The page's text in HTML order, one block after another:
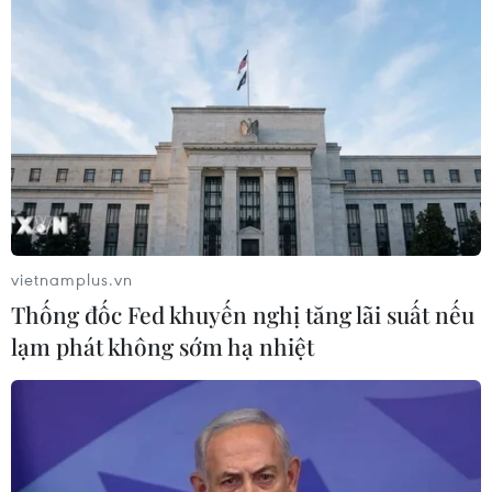
Nhiều chuyến bay tại Đức chuyển
hướng do vật thể bay gần đường
băng
05/08/2026 10:54
Dự luật trừng phạt Nga của
Mỹ có thể khiến châu Âu chịu tác
động ngược
05/08/2026 04:58
EU tuyên bố vượt qua “phép thử” an
ninh biên giới sau khủng hoảng
05/08/2026 00:37
vietnamplus.vn
Thống đốc Fed khuyến nghị tăng lãi suất nếu
lạm phát không sớm hạ nhiệt